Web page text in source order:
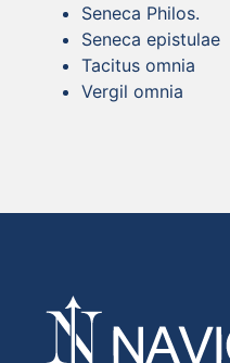
Seneca Philos.
Seneca epistulae
Tacitus omnia
Vergil omnia